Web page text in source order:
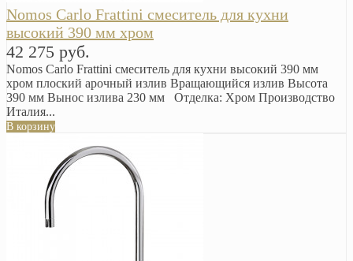
Nomos Carlo Frattini смеситель для кухни
высокий 390 мм хром
42 275 руб.
Nomos Carlo Frattini смеситель для кухни высокий 390 мм
хром плоский арочный излив Вращающийся излив Высота
390 мм Вынос излива 230 мм Отделка: Хром Производство
Италия...
В корзину